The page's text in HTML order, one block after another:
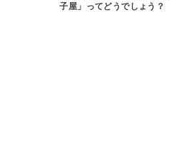
子屋」ってどうでしょう？